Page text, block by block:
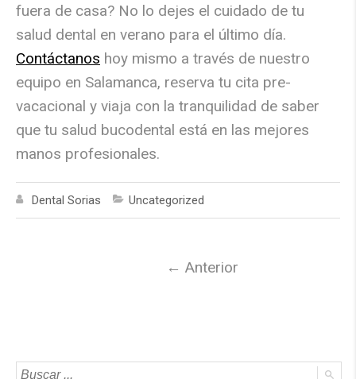
fuera de casa? No lo dejes el cuidado de tu
salud dental en verano para el último día.
Contáctanos hoy mismo a través de nuestro
equipo en Salamanca, reserva tu cita pre-
vacacional y viaja con la tranquilidad de saber
que tu salud bucodental está en las mejores
manos profesionales.
Dental Sorias Uncategorized
← Anterior